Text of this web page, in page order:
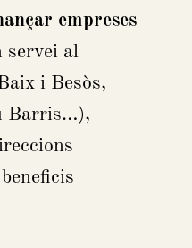
empreses
servei al
i Besòs,
Barris…),